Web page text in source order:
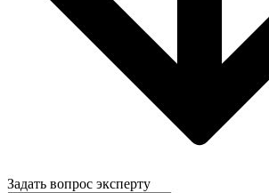
Задать вопрос эксперту